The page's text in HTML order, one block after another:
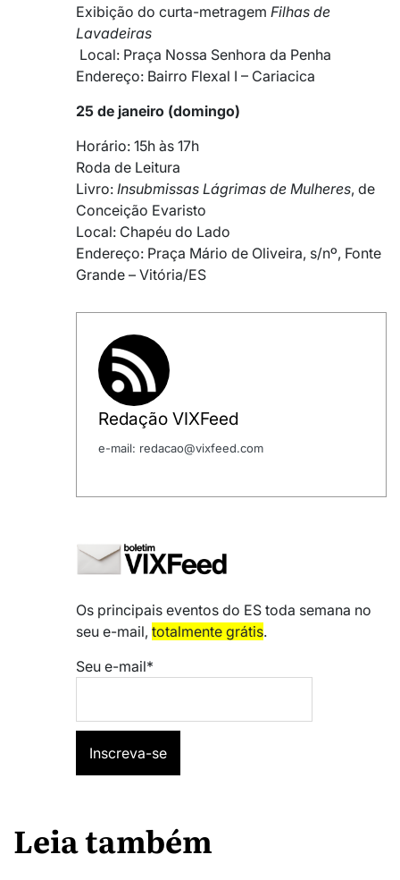
Exibição do curta-metragem Filhas de
Lavadeiras
Local: Praça Nossa Senhora da Penha
Endereço: Bairro Flexal I – Cariacica
25 de janeiro (domingo)
Horário: 15h às 17h
Roda de Leitura
Livro: Insubmissas Lágrimas de Mulheres, de
Conceição Evaristo
Local: Chapéu do Lado
Endereço: Praça Mário de Oliveira, s/nº, Fonte
Grande – Vitória/ES
Redação VIXFeed
e-mail: redacao@vixfeed.com
Os principais eventos do ES toda semana no
seu e-mail, totalmente grátis.
Seu e-mail*
Leia também